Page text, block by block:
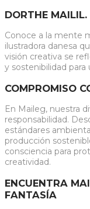
DORTHE
Conoce a la mente
ilustradora danesa
visión creativa se
y sostenibilidad
COMPROMISO
En Maileg, nuestra
responsabilidad.
estándares
producción
consciencia para
creatividad.
ENCUENTRA
FANTASÍA